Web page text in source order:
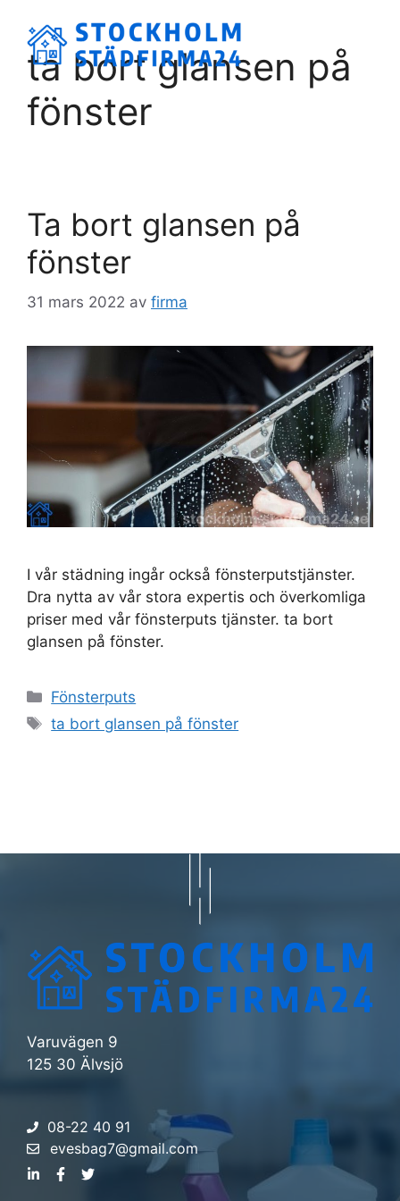
innehållta bort glansen på
fönster
Ta bort glansen på
fönster
31 mars 2022 av firma
I vår städning ingår också fönsterputstjänster.
Dra nytta av vår stora expertis och överkomliga
priser med vår fönsterputs tjänster. ta bort
glansen på fönster.
Kategorier
Fönsterputs
Etiketter
ta bort glansen på fönster
Varuvägen 9
125 30 Älvsjö
08-22 40 91
evesbag7@gmail.com